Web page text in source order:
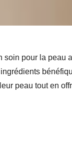
soin pour la peau
peau tout en